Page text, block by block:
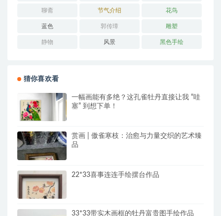
聊斋 节气介绍 花鸟
蓝色 郭传璋 雕塑
静物 风景 黑色手绘
猜你喜欢看
一幅画能有多绝？这孔雀牡丹直接让我 “哇
塞” 到想下单！
赏画 | 傲雀寒枝：治愈与力量交织的艺术臻
品
22*33喜事连连手绘摆台作品
33*33带实木画框的牡丹富贵图手绘作品